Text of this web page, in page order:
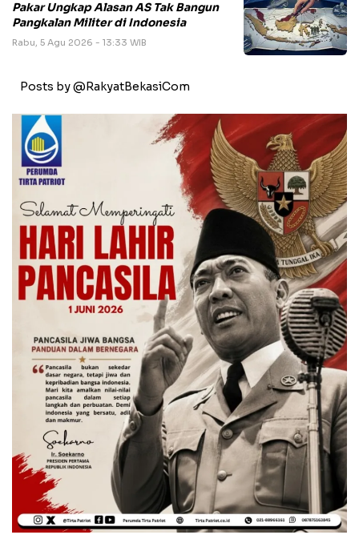
Pakar Ungkap Alasan AS Tak Bangun
Pangkalan Militer di Indonesia
Rabu, 5 Agu 2026 - 13:33 WIB
Posts by @RakyatBekasiCom